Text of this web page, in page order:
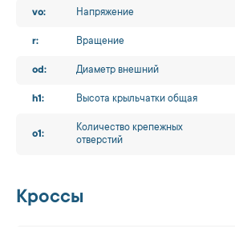
vo: Напряжение
r: Вращение
od: Диаметр внешний
h1: Высота крыльчатки общая
o1:
Количество крепежных
отверстий
Кроссы